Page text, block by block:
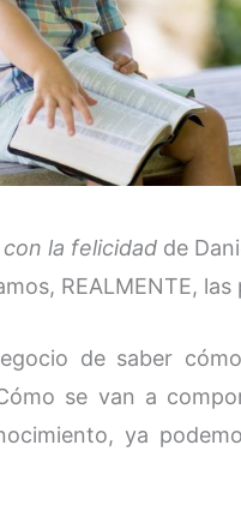
la felicidad de
REALMENTE, las
de saber
se van a
ya